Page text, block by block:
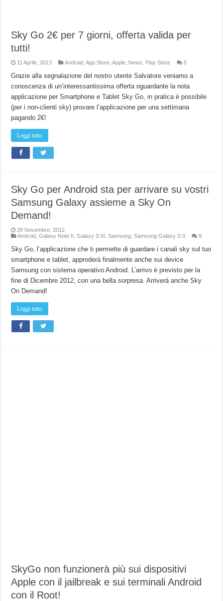
Sky Go 2€ per 7 giorni, offerta valida per
tutti!
11 Aprile, 2013 Android ,App Store ,Apple News Play Store 5
Grazie alla segnalazione del nostro utente Salvatore veniamo a
conoscenza di un’interessantissima offerta riguardante la nota
applicazione per Smartphone e Tablet Sky Go, in pratica è possibile
(per i non-clienti sky) provare l’applicazione per una settimana
pagando 2€!
Leggi tutto
Sky Go per Android sta per arrivare su vostri
Samsung Galaxy assieme a Sky On
Demand!
28 Novembre, 2012
Android ,Galaxy Note II ,Galaxy S III ,Samsung ,Samsung Galaxy S II 9
Sky Go, l’applicazione che ti permette di guardare i canali sky sul tuo
smartphone e tablet, approderà finalmente anche sui device
Samsung con sistema operativo Android. L’arrivo è previsto per la
fine di Dicembre 2012, con una bella sorpresa. Arriverà anche Sky
On Demand!
Leggi tutto
SkyGo non funzionerà più sui dispositivi
Apple con il jailbreak e sui terminali Android
con il Root!